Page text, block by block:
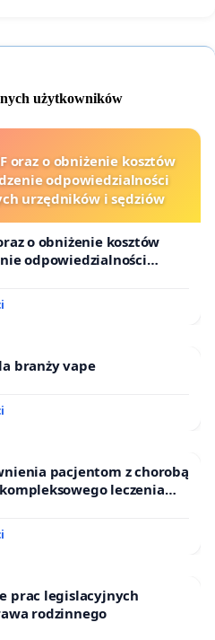
użytkowników
oraz o obniżenie kosztów
odpowiedzialności
urzędników i sędziów
o obniżenie kosztów
odpowiedzialności
i sędziów
branży vape
pacjentom z chorobą
leczenia
prac legislacyjnych
rodzinnego